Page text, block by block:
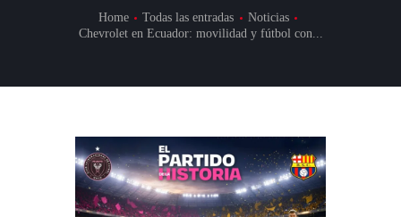
Home Todas las entradas
Noticias
Chevrolet en Ecuador: movilidad y fútbol con...
CONTACTO